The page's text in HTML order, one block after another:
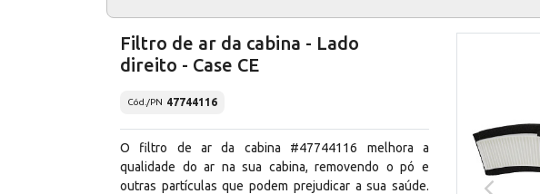
Filtro de ar da cabina - Lado
direito - Case CE
Cód./PN 47744116
O filtro de ar da cabina #47744116 melhora a
qualidade do ar na sua cabina, removendo o pó e
outras partículas que podem prejudicar a sua saúde.